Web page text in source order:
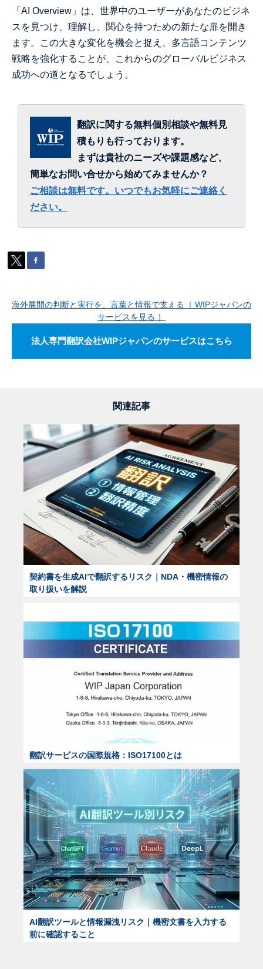
「AI Overview」は、世界中のユーザーがあなたのビジネ
スを見つけ、理解し、関心を持つための新たな扉を開き
ます。この大きな変化を機会と捉え、多言語コンテンツ
戦略を強化することが、これからのグローバルビジネス
成功への道となるでしょう。
翻訳に関する無料個別相談や無料見
積もりも行っております。
まずは貴社のニーズや課題感など、
簡単なお問い合せから始めてみませんか？
ご相談は無料です。いつでもお気軽にご連絡く
ださい。
海外展開の判断と実行を、言葉と情報で支える［ WIPジャパンの
サービスを見る ］
法人専門翻訳会社WIPジャパンのサービスはこちら
関連記事
契約書を生成AIで翻訳するリスク｜NDA・機密情報の
取り扱いを解説
翻訳サービスの国際規格：ISO17100とは
AI翻訳ツールと情報漏洩リスク｜機密文書を入力する
前に確認すること